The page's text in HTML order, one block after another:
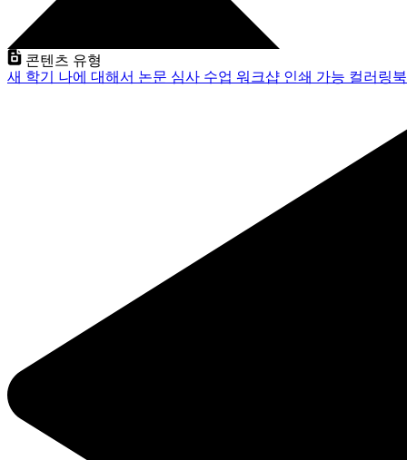
콘텐츠 유형
새 학기 나에 대해서 논문 심사 수업 워크샵 인쇄 가능 컬러링북